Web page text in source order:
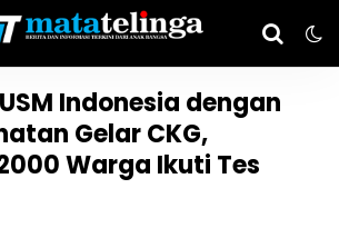
Indonesia dengan
Gelar CKG,
Warga Ikuti Tes